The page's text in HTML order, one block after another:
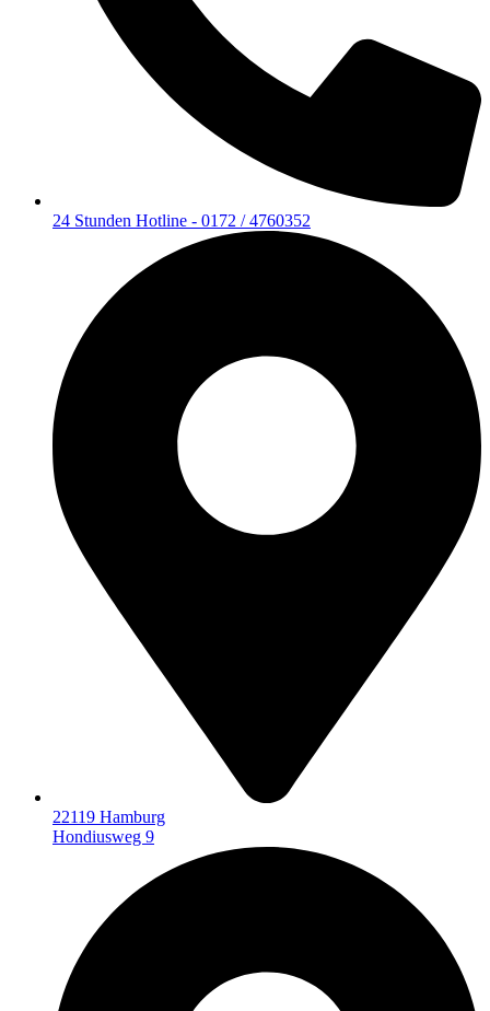
24 Stunden Hotline - 0172 / 4760352
22119 Hamburg
Hondiusweg 9